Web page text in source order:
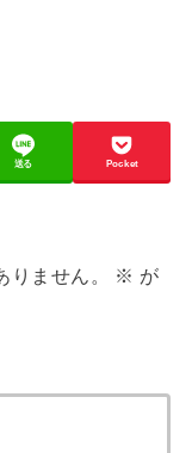
送る Pocket
ません。 ※ が